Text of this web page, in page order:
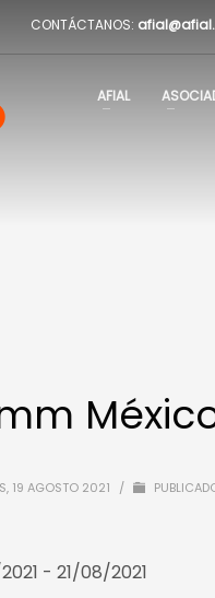
CONTÁCTANOS:
AFIAL
19 AGOSTO 2021 /
- 21/08/2021